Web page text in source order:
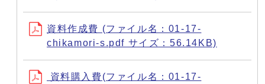
資料作成費 (ファイル名：01-17-
chikamori-s.pdf サイズ：56.14KB)
資料購入費(ファイル名：01-17-